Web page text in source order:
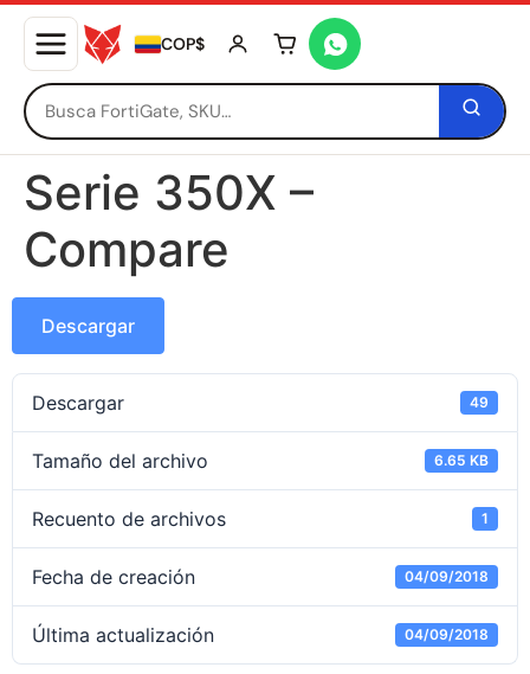
COP$ Tu carrito está vacío
Serie 350X –
Compare
Descargar
Descargar 49
Tamaño del archivo 6.65 KB
Recuento de archivos 1
Fecha de creación 04/09/2018
Última actualización 04/09/2018